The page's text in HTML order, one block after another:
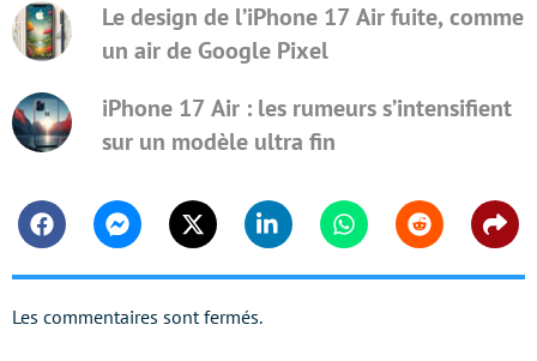
Le design de l’iPhone 17 Air fuite, comme
un air de Google Pixel
iPhone 17 Air : les rumeurs s’intensifient
sur un modèle ultra fin
FacebookMessengerTwitter Linkedin WhatsappReddit
Les commentaires sont fermés.